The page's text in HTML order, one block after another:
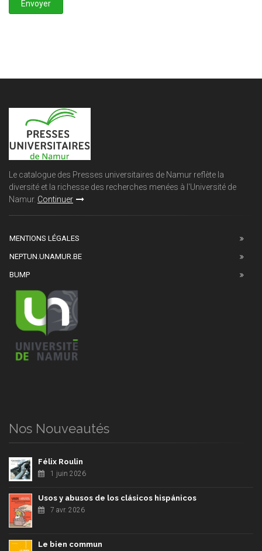
Le catalogue des Presses universitaires de Namur reflète la
diversité et la richesse des recherches menées à l'Université de
Namur. Continuer
MENTIONS LÉGALES
NEPTUN.UNAMUR.BE
BUMP
Nos Nouveautés
Félix Roulin
1 juin 2026
Usos y abusos de los clásicos hispánicos
7 avr. 2026
Le bien commun